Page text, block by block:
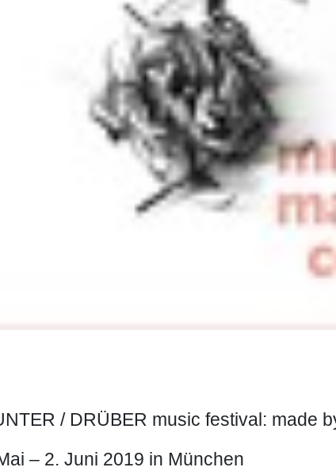
/ DRÜBER music festival: made
– 2. Juni 2019 in München